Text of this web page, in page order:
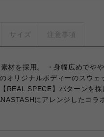
サイズ 注意事項
材を採用。 ・身幅広めでや
オリジナルボディーのスウェ
REAL SPECE】パターンを
にアレンジしたコラ